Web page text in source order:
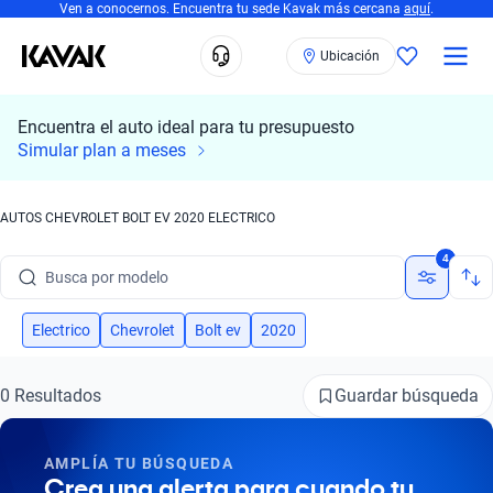
Ven a conocernos. Encuentra tu sede Kavak más cercana aquí.
Ubicación
Encuentra el auto ideal para tu presupuesto
Simular plan a meses
AUTOS CHEVROLET BOLT EV 2020 ELECTRICO
Busca por modelo
Busca por versión
Busca por marca
Busca por modelo
4
Electrico Chevrolet Bolt ev 2020
0 Resultados Guardar búsqueda
AMPLÍA TU BÚSQUEDA